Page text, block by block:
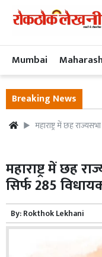
Mumbai
Breaking News
महाराष्ट्र में छह
महाराष्ट्र में छह
सिर्फ 285
By:Rokthok Lekhani